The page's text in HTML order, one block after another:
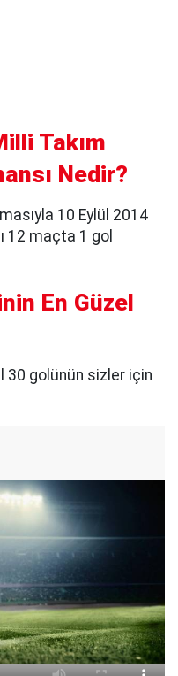
Takım
Nedir?
10 Eylül 2014
12 maçta 1 gol
En Güzel
30 golünün sizler için